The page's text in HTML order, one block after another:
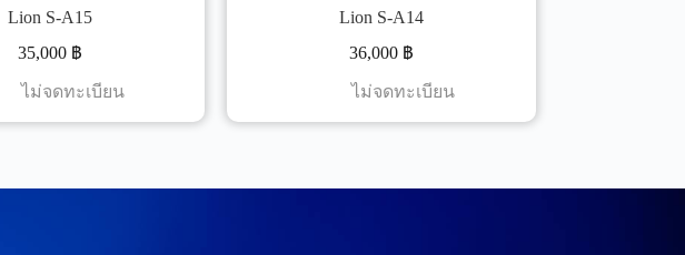
Lion S-A15
35,000 ฿
ไม่จดทะเบียน
Lion S-A14
36,000 ฿
ไม่จดทะเบียน